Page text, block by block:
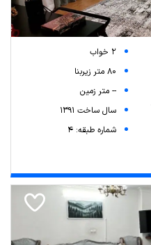
2 خواب
80 متر زیربنا
-- متر زمین
سال ساخت 1391
شماره طبقه: 4